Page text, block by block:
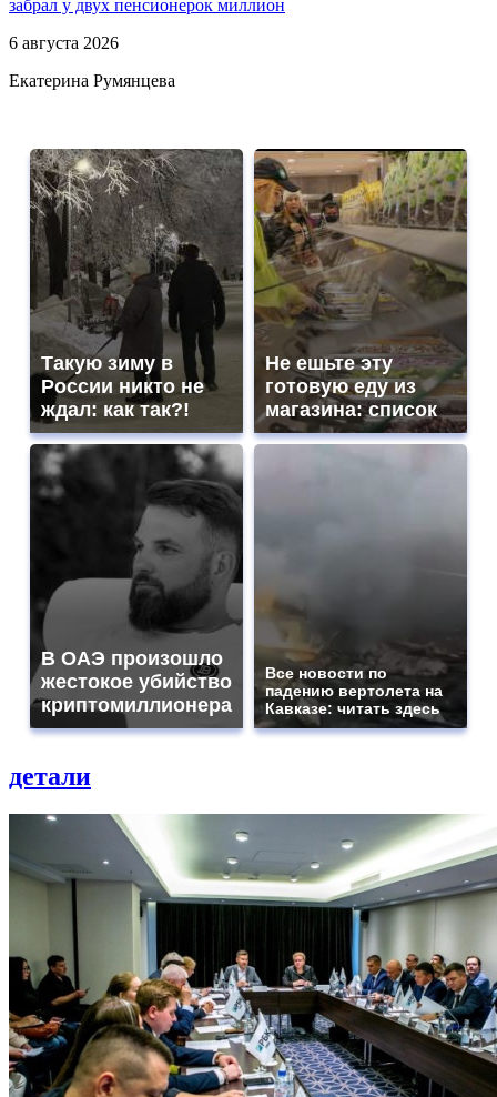
забрал у двух пенсионерок миллион
6 августа 2026
Екатерина Румянцева
Такую зиму в
России никто не
ждал: как так?!
Не ешьте эту
готовую еду из
магазина: список
В ОАЭ произошло
жестокое убийство
криптомиллионера
Все новости по
падению вертолета на
Кавказе: читать здесь
детали